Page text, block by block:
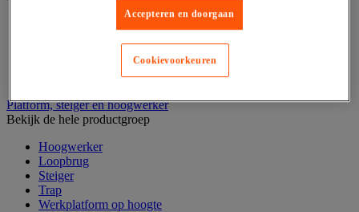
Elektrische pallettruck
Handpallettruck
Hoogheffende pallettruck
Pallettruck met weegsysteem
Platform, steiger en hoogwerker
Bekijk de hele productgroep
Hoogwerker
Loopbrug
Steiger
Trap
Werkplatform op hoogte
Accepteren en doorgaan
Cookievoorkeuren